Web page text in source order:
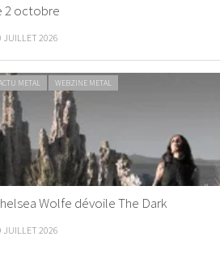
2 octobre
JUILLET 2026
METAL WEBZINE METAL
Wolfe dévoile The Dark
JUILLET 2026